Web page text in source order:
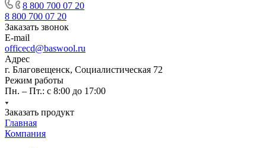
8 800 700 07 20
8 800 700 07 20
Заказать звонок
E-mail
officecd@baswool.ru
Адрес
г. Благовещенск, Социалистическая 72
Режим работы
Пн. – Пт.: с 8:00 до 17:00
Заказать продукт
Главная
Компания